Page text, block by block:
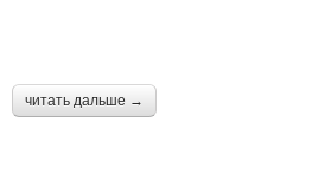
читать дальше →